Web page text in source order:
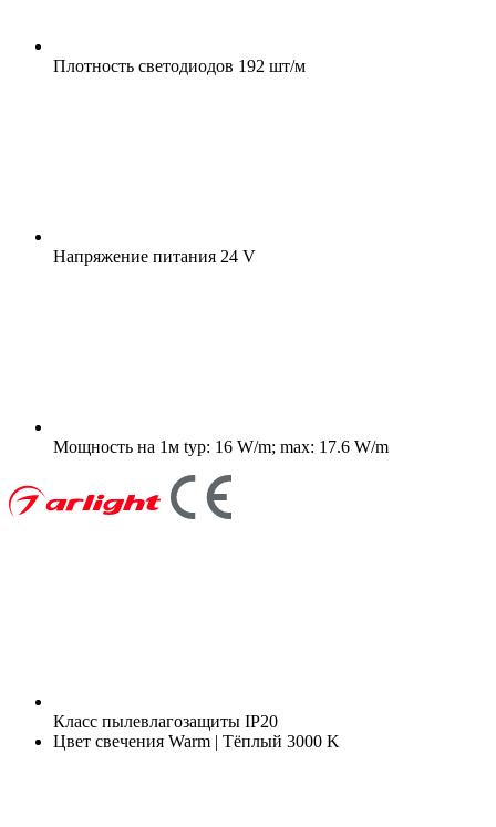
Плотность светодиодов 192 шт/м
Напряжение питания 24 V
Мощность на 1м typ: 16 W/m; max: 17.6 W/m
Класс пылевлагозащиты IP20
Цвет свечения Warm | Тёплый 3000 K